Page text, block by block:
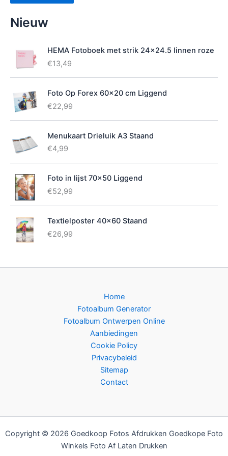
c
i
r
Nieuw
HEMA Fotoboek met strik 24x24.5 linnen roze
€13,49
Foto Op Forex 60x20 cm Liggend
€22,99
Menukaart Drieluik A3 Staand
€4,99
Foto in lijst 70x50 Liggend
€52,99
Textielposter 40x60 Staand
€26,99
Home
Fotoalbum Generator
Fotoalbum Ontwerpen Online
Aanbiedingen
Cookie Policy
Privacybeleid
Sitemap
Contact
Copyright © 2026 Goedkoop Fotos Afdrukken Goedkope Foto
Winkels Foto Af Laten Drukken